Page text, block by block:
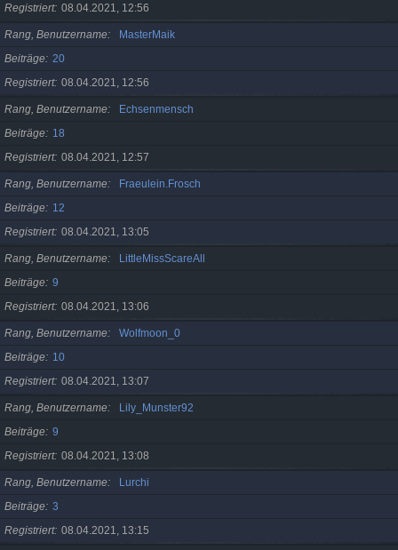
Registriert 08.04.2021, 12:56
Rang, Benutzername
MasterMaik
Beiträge 20
Registriert 08.04.2021, 12:56
Rang, Benutzername
Echsenmensch
Beiträge
18
Registriert 08.04.2021, 12:57
Rang, Benutzername
Fraeulein.Frosch
Beiträge
12
Registriert 08.04.2021, 13:05
Rang, Benutzername
LittleMissScareAll
Beiträge 9
Registriert 08.04.2021, 13:06
Rang, Benutzername
Wolfmoon_0
Beiträge
10
Registriert 08.04.2021, 13:07
Rang, Benutzername
Lily_Munster92
Beiträge 9
Registriert 08.04.2021, 13:08
Rang, Benutzername
Lurchi
Beiträge 3
Registriert 08.04.2021, 13:15